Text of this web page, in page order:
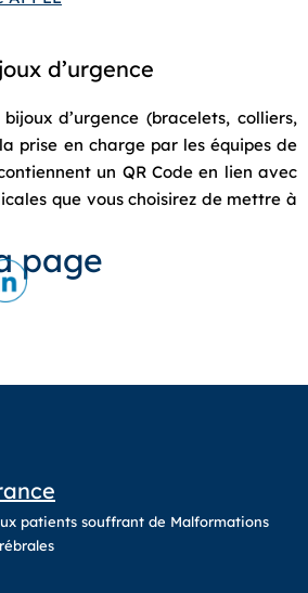
d’urgence
d’urgence (bracelets, colliers,
prise en charge par les équipes de
un QR Code en lien avec
que vous choisirez de mettre à
page
patients souffrant de Malformations